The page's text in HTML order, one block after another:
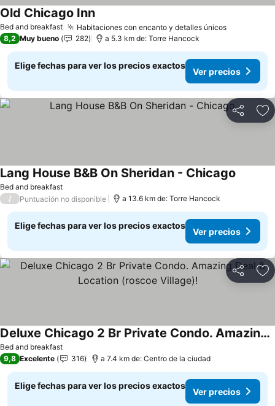
Bed and breakfast Habitaciones con encanto y detalles únicosVer
Old Chicago InnVer precios
8,2 Muy bueno 282 a 5.3 km de: Torre Hancock
Elige fechas para ver los precios exactos
Ver precios
Compartir
Bed and breakfast
Lang House B&B On Sheridan - Chicago
/ Puntuación no disponible a 13.6 km de: Torre Hancock
Elige fechas para ver los precios exactos
Ver precios
Compartir
Bed and breakfast
Deluxe Chicago 2 Br Private Condo. Amazing Deal & Location (roscoe Village)!
Ver precios
9,8 Excelente 316 a 7.4 km de: Centro de la ciudad
Elige fechas para ver los precios exactos
Ver precios